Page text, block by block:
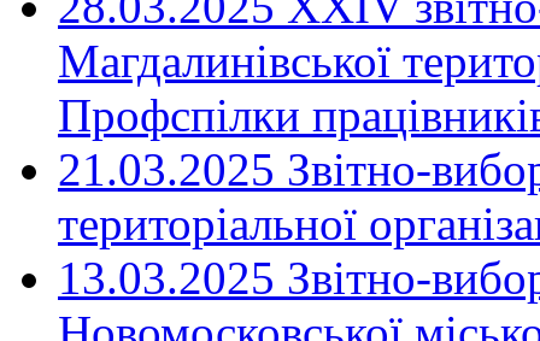
Магдалинівської
Профспілки
21.03.2025 Звітно-
територіальної
13.03.2025 Звітно-